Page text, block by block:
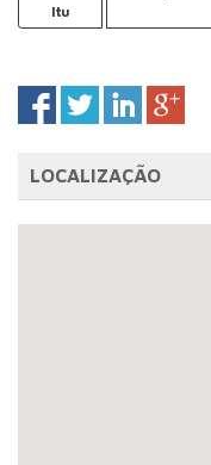
Itu
LOCALIZAÇÃO